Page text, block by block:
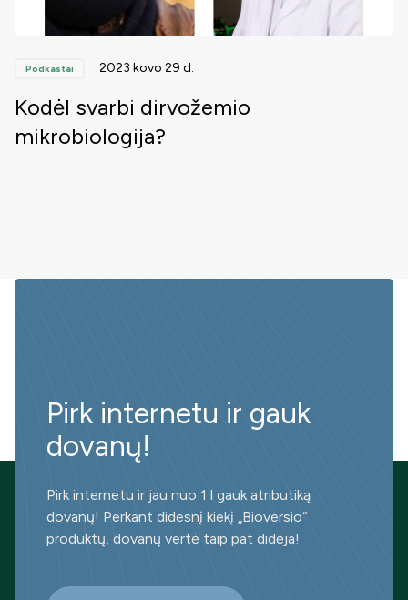
Podkastai 2023 kovo 29 d.
Kodėl svarbi dirvožemio
mikrobiologija?
Pirk internetu ir gauk
dovanų!
Pirk internetu ir jau nuo 1 l gauk atributiką
dovanų! Perkant didesnį kiekį „Bioversio“
produktų, dovanų vertė taip pat didėja!